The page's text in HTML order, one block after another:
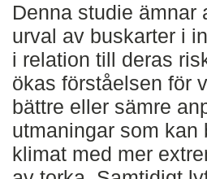
Denna studie ämnar
urval av buskarter i
i relation till deras
ökas förståelsen för
bättre eller sämre
utmaningar som
klimat med mer